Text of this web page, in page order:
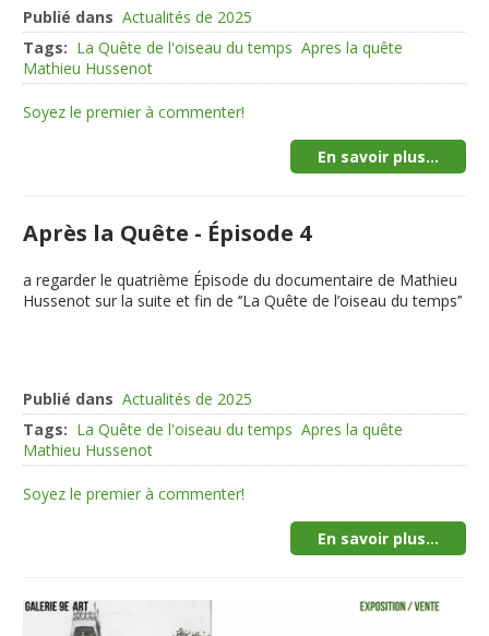
Publié dans Actualités de 2025
Tags: La Quête de l'oiseau du temps Apres la quête
Mathieu Hussenot
Soyez le premier à commenter!
En savoir plus...
Après la Quête - Épisode 4
a regarder le quatrième Épisode du documentaire de Mathieu
Hussenot sur la suite et fin de ‘’La Quête de l’oiseau du temps’’
Publié dans Actualités de 2025
Tags: La Quête de l'oiseau du temps Apres la quête
Mathieu Hussenot
Soyez le premier à commenter!
En savoir plus...